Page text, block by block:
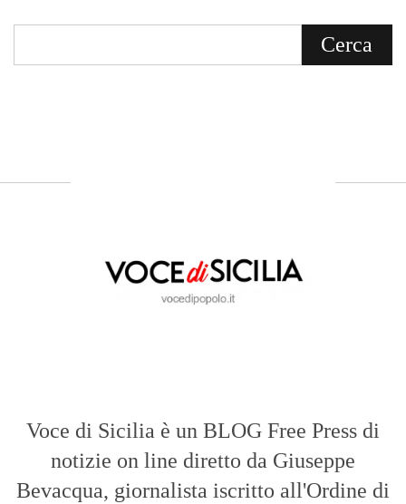
Voce di Sicilia è un BLOG Free Press di
notizie on line diretto da Giuseppe
Bevacqua, giornalista iscritto all'Ordine di